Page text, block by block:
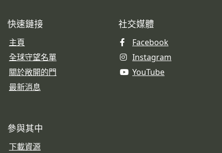
快速鏈接
主頁
全球守望名單
關於敞開的門
最新消息
社交媒體
Facebook
Instagram
YouTube
參與其中
下載資源